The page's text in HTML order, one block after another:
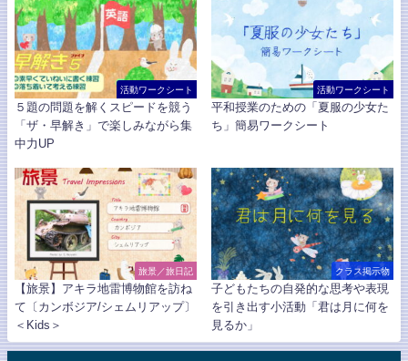
活動ワークシート
５題の問題を解くスピードを競う
「ザ・早解き」で楽しみながら集
中力UP
活動ワークシート
平和授業のための「夏服の少女た
ち」簡易ワークシート
旅景／旅日記
【旅景】アキラ地雷博物館を訪ね
て〔カンボジア/シェムリアップ〕
＜Kids＞
クラス掲示物
子どもたちの自発的な思考や表現
を引き出す小活動「君は月に何を
見るか」